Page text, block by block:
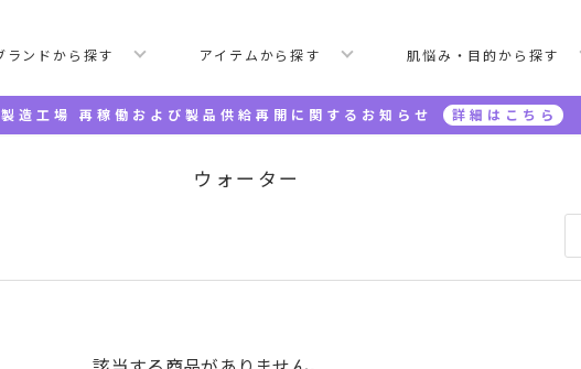
ランドから探す アイテムから探す 肌悩み・目的から探す
製造工場 再稼働および製品供給再開に関するお知らせ 詳細はこちら
ウォーター